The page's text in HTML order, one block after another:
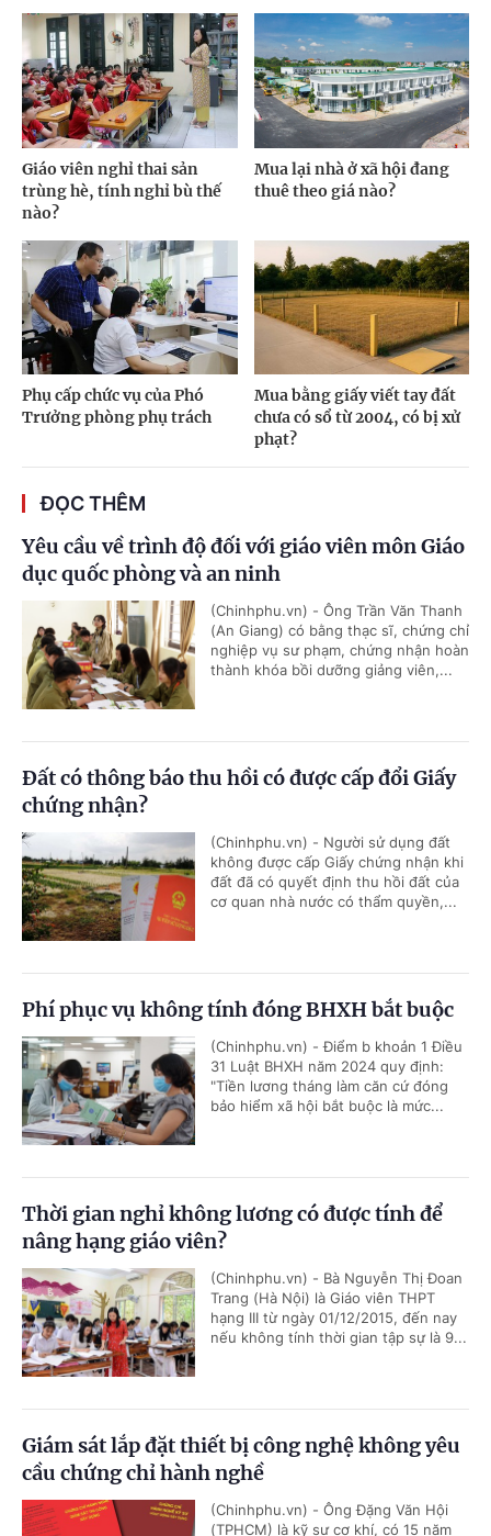
Giáo viên nghỉ thai sản
trùng hè, tính nghỉ bù thế
nào?
Mua lại nhà ở xã hội đang
thuê theo giá nào?
Phụ cấp chức vụ của Phó
Trưởng phòng phụ trách
Mua bằng giấy viết tay đất
chưa có sổ từ 2004, có bị xử
phạt?
ĐỌC THÊM
Yêu cầu về trình độ đối với giáo viên môn Giáo
dục quốc phòng và an ninh
(Chinhphu.vn) - Ông Trần Văn Thanh
(An Giang) có bằng thạc sĩ, chứng chỉ
nghiệp vụ sư phạm, chứng nhận hoàn
thành khóa bồi dưỡng giảng viên,...
Đất có thông báo thu hồi có được cấp đổi Giấy
chứng nhận?
(Chinhphu.vn) - Người sử dụng đất
không được cấp Giấy chứng nhận khi
đất đã có quyết định thu hồi đất của
cơ quan nhà nước có thẩm quyền,...
Phí phục vụ không tính đóng BHXH bắt buộc
(Chinhphu.vn) - Điểm b khoản 1 Điều
31 Luật BHXH năm 2024 quy định:
"Tiền lương tháng làm căn cứ đóng
bảo hiểm xã hội bắt buộc là mức...
Thời gian nghỉ không lương có được tính để
nâng hạng giáo viên?
(Chinhphu.vn) - Bà Nguyễn Thị Đoan
Trang (Hà Nội) là Giáo viên THPT
hạng III từ ngày 01/12/2015, đến nay
nếu không tính thời gian tập sự là 9...
Giám sát lắp đặt thiết bị công nghệ không yêu
cầu chứng chỉ hành nghề
(Chinhphu.vn) - Ông Đặng Văn Hội
(TPHCM) là kỹ sư cơ khí, có 15 năm